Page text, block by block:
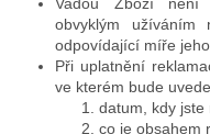
obvyklým užíváním
odpovídající míře
Při uplatnění
ve kterém bude
datum, kdy jste
co je obsahem